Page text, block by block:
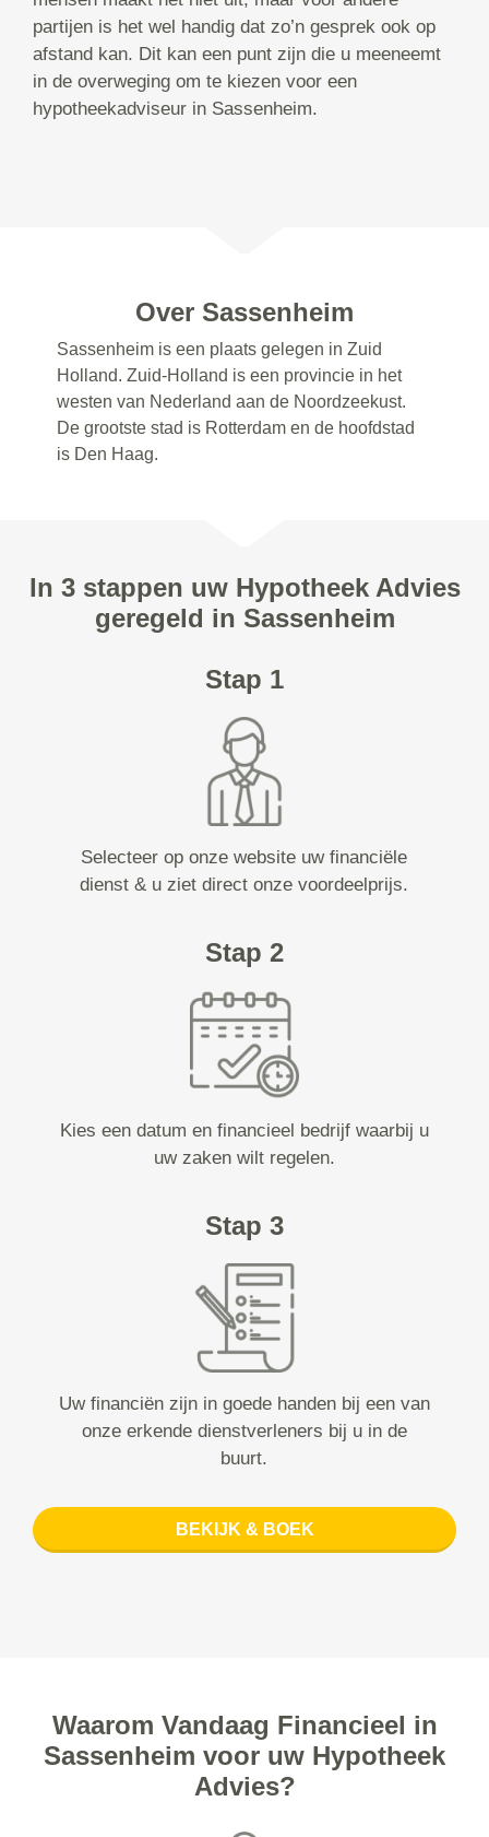
partijen is het wel handig dat zo’n gesprek ook op
afstand kan. Dit kan een punt zijn die u meeneemt
in de overweging om te kiezen voor een
hypotheekadviseur in Sassenheim.
Over Sassenheim
Sassenheim is een plaats gelegen in Zuid
Holland. Zuid-Holland is een provincie in het
westen van Nederland aan de Noordzeekust.
De grootste stad is Rotterdam en de hoofdstad
is Den Haag.
In 3 stappen uw Hypotheek Advies
geregeld in Sassenheim
Stap 1
Selecteer op onze website uw financiële
dienst & u ziet direct onze voordeelprijs.
Stap 2
Kies een datum en financieel bedrijf waarbij u
uw zaken wilt regelen.
Stap 3
Uw financiën zijn in goede handen bij een van
onze erkende dienstverleners bij u in de
buurt.
BEKIJK & BOEK
Waarom Vandaag Financieel in
Sassenheim voor uw Hypotheek
Advies?